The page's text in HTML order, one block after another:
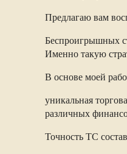
Предлагаю вам
Беспроигрышных
Именно такую
В основе моей
уникальная
различных
Точность ТС